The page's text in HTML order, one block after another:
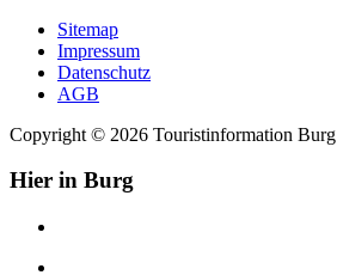
Sitemap
Impressum
Datenschutz
AGB
Copyright © 2026 Touristinformation Burg
Hier in Burg